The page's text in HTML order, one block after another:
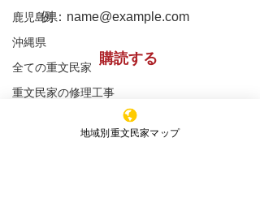
鹿児島県
沖縄県
全ての重文民家
重文民家の修理工事
購読する
※購読登録により、当サイトからのメール送信に
同意いただいたものといたします
地域別重文民家マップ